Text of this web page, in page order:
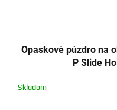
Opaskové púzdro na
P Slide
Skladom